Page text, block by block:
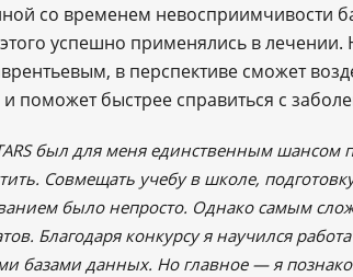
со временем невосприимчивости
успешно применялись в
в перспективе сможет
поможет быстрее справиться с
был для меня единственным шансом
Совмещать учебу в школе,
было непросто. Однако самым
Благодаря конкурсу я научился
базами данных. Но главное — я